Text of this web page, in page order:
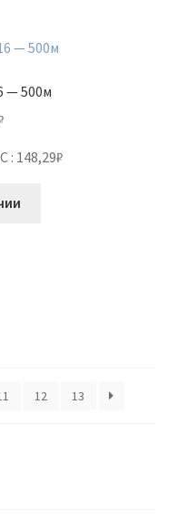
— 500м
: 148,29₽
12 13